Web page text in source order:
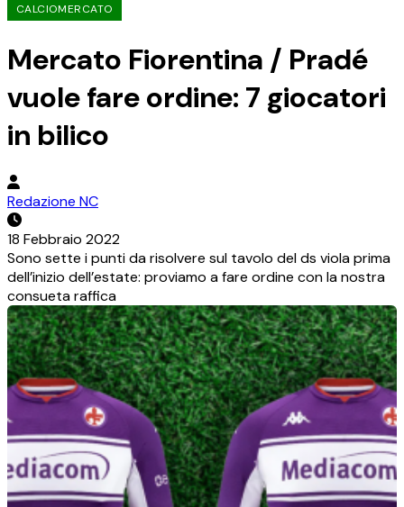
CALCIOMERCATO
Mercato Fiorentina / Pradé
vuole fare ordine: 7 giocatori
in bilico
Redazione NC
18 Febbraio 2022
Sono sette i punti da risolvere sul tavolo del ds viola prima
dell’inizio dell’estate: proviamo a fare ordine con la nostra
consueta raffica